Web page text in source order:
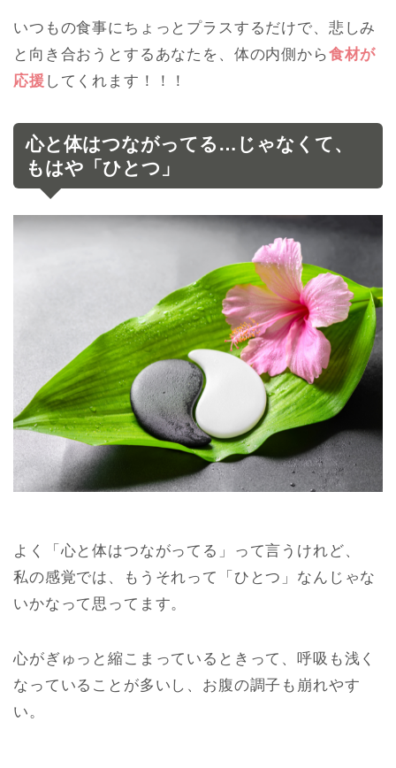
いつもの食事にちょっとプラスするだけで、悲しみ
と向き合おうとするあなたを、体の内側から食材が
応援 してくれます！！！
心と体はつながってる…じゃなくて、
もはや「ひとつ」
よく「心と体はつながってる」って言うけれど、
私の感覚では、もうそれって「ひとつ」なんじゃな
いかなって思ってます。
心がぎゅっと縮こまっているときって、呼吸も浅く
なっていることが多いし、 お腹の調子も崩れやす
い。